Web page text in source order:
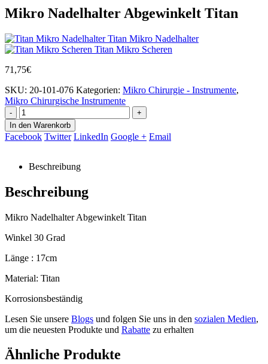
Mikro Nadelhalter Abgewinkelt Titan
Titan Mikro Nadelhalter
Titan Mikro Scheren
71,75€
SKU: 20-101-076 Kategorien: Mikro Chirurgie - Instrumente,
Mikro Chirurgische Instrumente
-
+
In den Warenkorb
Facebook Twitter LinkedIn Google + Email
Beschreibung
Beschreibung
Mikro Nadelhalter Abgewinkelt Titan
Winkel 30 Grad
Länge : 17cm
Material: Titan
Korrosionsbeständig
Lesen Sie unsere Blogs und folgen Sie uns in den sozialen Medien,
um die neuesten Produkte und Rabatte zu erhalten
Ähnliche Produkte